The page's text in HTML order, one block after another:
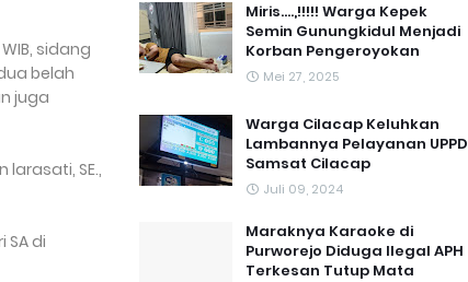
sidang
belah
juga
larasati, SE.,
SA di
Miris....,!!!!! Warga Kepek
Semin Gunungkidul Menjadi
Korban Pengeroyokan
Mei 27, 2025
Warga Cilacap Keluhkan
Lambannya Pelayanan UPPD
Samsat Cilacap
Juli 09, 2024
Maraknya Karaoke di
Purworejo Diduga Ilegal APH
Terkesan Tutup Mata